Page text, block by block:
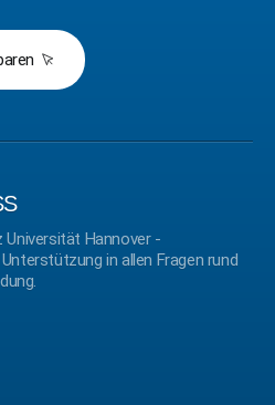
Universität Hannover -
in allen Fragen rund